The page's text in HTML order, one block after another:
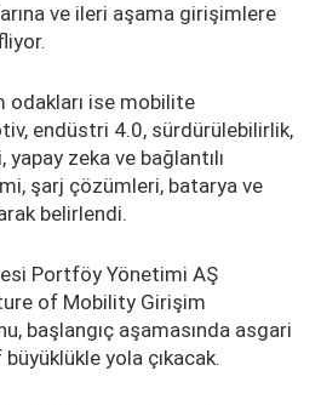
ve ileri aşama girişimlere
odakları ise mobilite
endüstri 4.0, sürdürülebilirlik,
zeka ve bağlantılı
şarj çözümleri, batarya ve
belirlendi.
Portföy Yönetimi AŞ
of Mobility Girişim
başlangıç aşamasında asgari
yola çıkacak.